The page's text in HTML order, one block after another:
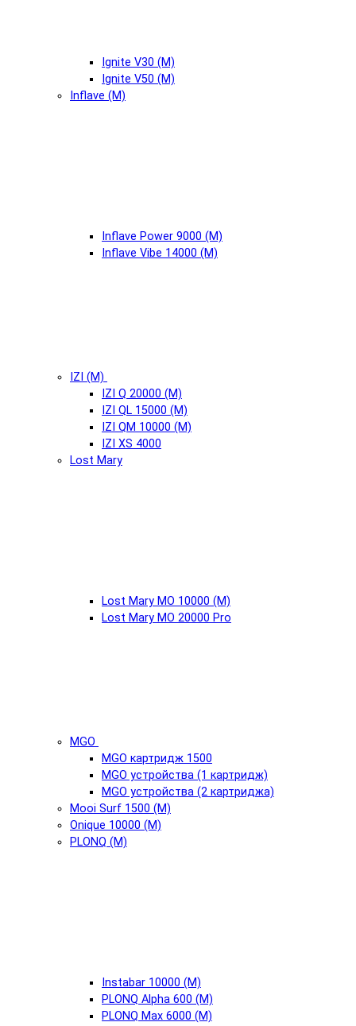
Ignite V30 (М)
Ignite V50 (М)
Inflave (М)
Inflave Power 9000 (М)
Inflave Vibe 14000 (М)
IZI (М)
IZI Q 20000 (М)
IZI QL 15000 (М)
IZI QM 10000 (М)
IZI XS 4000
Lost Mary
Lost Mary MO 10000 (М)
Lost Mary MO 20000 Pro
MGO
MGO картридж 1500
MGO устройства (1 картридж)
MGO устройства (2 картриджа)
Mooi Surf 1500 (М)
Onique 10000 (М)
PLONQ (М)
Instabar 10000 (М)
PLONQ Alpha 600 (М)
PLONQ Max 6000 (М)